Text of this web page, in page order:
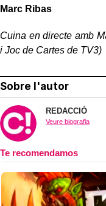
Marc Ribas
Cuina en directe amb
i Joc de Cartes de TV3)
Sobre l'autor
REDACCIÓ
Veure biografia